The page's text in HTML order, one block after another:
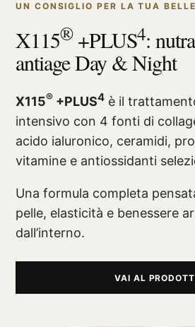
UN CONSIGLIO PER LA TUA
X115®+PLUS4:
antiage Day & Night
X115® +PLUS4 è il
intensivo con 4 fonti di
acido ialuronico, ceramidi,
vitamine e antiossidanti
Una formula completa
pelle, elasticità e benessere
dall’interno.
VAI AL